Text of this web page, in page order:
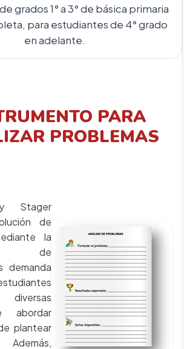
grados 1° a 3° de básica primaria
para estudiantes de 4° grado
en adelante.
PARA
PROBLEMAS
Stager
de
la
de
demanda
abordar
plantear